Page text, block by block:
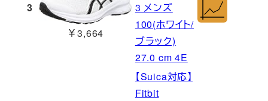
3
￥3,664
3 メンズ
100(ホワイト/
ブラック)
27.0 cm 4E
【Suica対応】
Fitbit